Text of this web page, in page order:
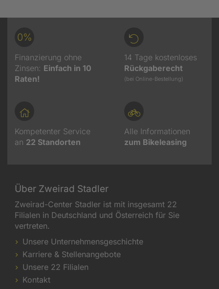
0%
Finanzierung ohne
Zinsen: Einfach in 10
Raten!
14 Tage kostenloses
Rückgaberecht
(bei Online-Bestellung)
Kompetenter Service
an 22 Standorten
Alle Informationen
zum Bikeleasing
Über Zweirad Stadler
Zweirad-Center Stadler ist mit insgesamt 22
Filialen in Deutschland und Österreich für Sie
vertreten.
Unsere Unternehmensgeschichte
Karriere & Stellenangebote
Unsere 22 Filialen
Kontakt